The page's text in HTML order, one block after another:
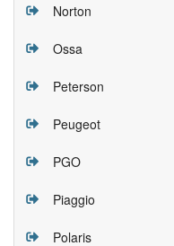
Norton
Ossa
Peterson
Peugeot
PGO
Piaggio
Polaris